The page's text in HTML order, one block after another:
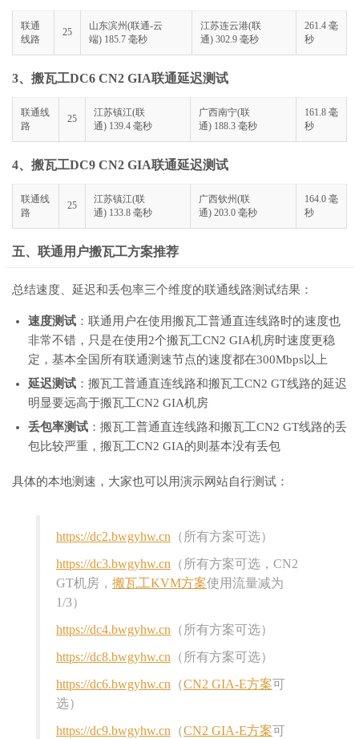
联通
线路
25
山东滨州(联通-云
端) 185.7 毫秒
江苏连云港(联
通) 302.9 毫秒
261.4 毫
秒
3、搬瓦工DC6 CN2 GIA联通延迟测试
联通线
路
25
江苏镇江(联
通) 139.4 毫秒
广西南宁(联
通) 188.3 毫秒
161.8 毫
秒
4、搬瓦工DC9 CN2 GIA联通延迟测试
联通线
路
25
江苏镇江(联
通) 133.8 毫秒
广西钦州(联
通) 203.0 毫秒
164.0 毫
秒
五、联通用户搬瓦工方案推荐
总结速度、延迟和丢包率三个维度的联通线路测试结果：
速度测试 ：联通用户在使用搬瓦工普通直连线路时的速度也
非常不错，只是在使用2个搬瓦工CN2 GIA机房时速度更稳
定，基本全国所有联通测速节点的速度都在300Mbps以上
延迟测试 ：搬瓦工普通直连线路和搬瓦工CN2 GT线路的延迟
明显要远高于搬瓦工CN2 GIA机房
丢包率测试 ：搬瓦工普通直连线路和搬瓦工CN2 GT线路的丢
包比较严重，搬瓦工CN2 GIA的则基本没有丢包
具体的本地测速，大家也可以用演示网站自行测试：
https://dc2.bwgyhw.cn （所有方案可选）
https://dc3.bwgyhw.cn （所有方案可选，CN2
GT机房， 搬瓦工KVM方案使用流量减为
1/3）
https://dc4.bwgyhw.cn （所有方案可选）
https://dc8.bwgyhw.cn （所有方案可选）
https://dc6.bwgyhw.cn （CN2 GIA-E方案可
选）
https://dc9.bwgyhw.cn （CN2 GIA-E方案可